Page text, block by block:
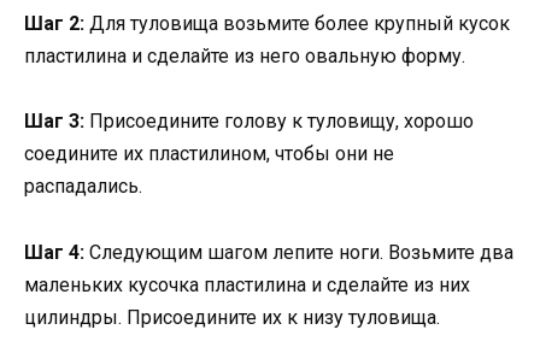
Шаг 2: Для туловища возьмите более крупный кусок
пластилина и сделайте из него овальную форму.
Шаг 3: Присоедините голову к туловищу, хорошо
соедините их пластилином, чтобы они не
распадались.
Шаг 4: Следующим шагом лепите ноги. Возьмите два
маленьких кусочка пластилина и сделайте из них
цилиндры. Присоедините их к низу туловища.